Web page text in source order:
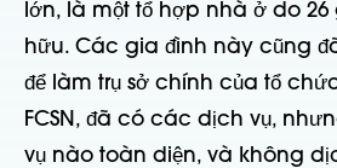
lớn, là một tổ hợp nhà ở do 26
hữu. Các gia đình này cũng
để làm trụ sở chính của tổ
FCSN, đã có các dịch vụ,
vụ nào toàn diện, và không